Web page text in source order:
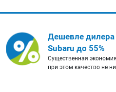
Дешевле дилера
Subaru до 55%
Существенная
при этом качество не